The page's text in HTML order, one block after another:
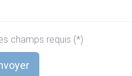
champs requis (*)